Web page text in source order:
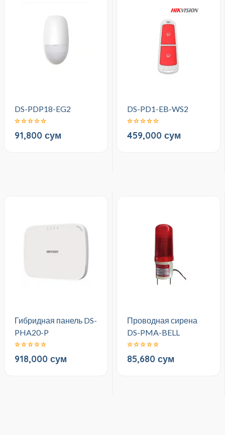
DS-PDP18-EG2
91,800 сум
DS-PD1-EB-WS2
459,000 сум
Гибридная панель DS-
PHA20-P
918,000 сум
Проводная сирена
DS-PMA-BELL
85,680 сум